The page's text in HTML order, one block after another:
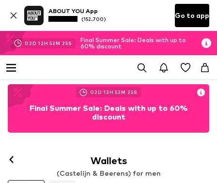
ABOUT YOU App
(152.700) Go to app
02D 12H 52M 23S
Final Summer Sale: Deals with up to
60% discount
02D 12H 52M 23S
Final Summer Sale: Deals with up to 60%
discount
Wallets
(Castelijn & Beerens) for men